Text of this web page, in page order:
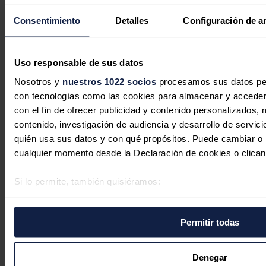
Consentimiento Detalles Configuración de
Uso responsable de sus datos
Nosotros y nuestros 1022 sociosprocesamos sus datos
con tecnologías como las cookies para almacenar y
con el fin de ofrecer publicidad y contenido personalizados,
contenido, investigación de audiencia y desarrollo de
quién usa sus datos y con qué propósitos. Puede cambiar
cualquier momento desde la Declaración de cookies o
Si lo permite, también quisiéramos:
Identificar su dispositivo analizándolo activamente
específicas (huellas digitales)
Obtenga más información sobre cómo se procesan sus
Permitir todas
Denegar
Los mercados de servicios auxiliares
baterías en México
No hay comentarios